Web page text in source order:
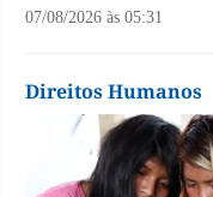
07/08/2026 às 05:31
Direitos Humanos